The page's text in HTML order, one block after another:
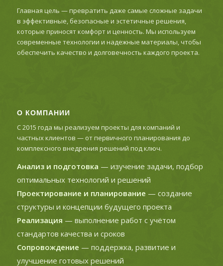
Главная цель — превратить даже самые сложные задачи
в эффективные, безопасные и эстетичные решения,
которые приносят комфорт и ценность. Мы используем
современные технологии и надежные материалы, чтобы
обеспечить качество и долговечность каждого проекта.
О КОМПАНИИ
С 2015 года мы реализуем проекты для компаний и
частных клиентов — от первичного планирования до
комплексного внедрения решений под ключ.
Анализ и подготовка — изучение задачи, подбор
оптимальных технологий и решений
Проектирование и планирование — создание
структуры и концепции будущего проекта
Реализация — выполнение работ с учётом
стандартов качества и сроков
Сопровождение — поддержка, развитие и
улучшение готовых решений